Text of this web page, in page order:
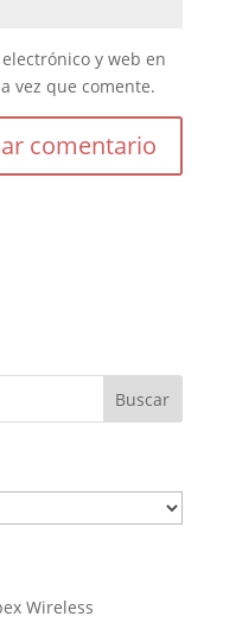
y web en
vez que comente.
Wireless